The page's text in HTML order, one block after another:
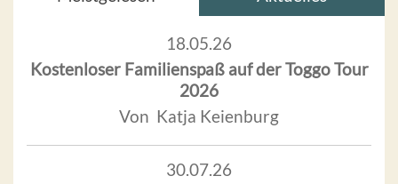
18.05.26
Kostenloser Familienspaß auf der Toggo Tour
2026
Von Katja Keienburg
30.07.26